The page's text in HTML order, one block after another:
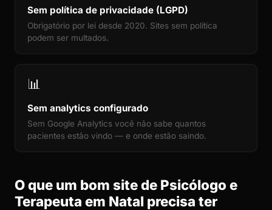
Sem política de privacidade (LGPD)
Obrigatório por lei desde 2020. Sites sem política
podem ser multados.
📊
Sem analytics configurado
Sem Google Analytics você não sabe quantos
pacientes estão vindo — e onde estão saindo.
O que um bom site de Psicólogo e
Terapeuta em Natal precisa ter